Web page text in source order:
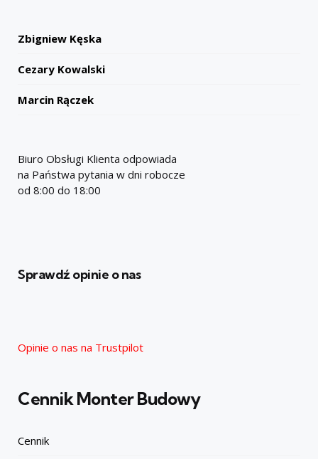
Zbigniew Kęska
Cezary Kowalski
Marcin Rączek
Biuro Obsługi Klienta odpowiada
na Państwa pytania w dni robocze
od 8:00 do 18:00
Sprawdź opinie o nas
Opinie o nas na Trustpilot
Cennik Monter Budowy
Cennik